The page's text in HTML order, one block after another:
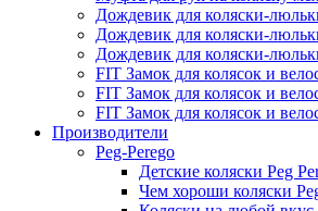
Дождевик для коляски-
Дождевик для коляски-
Дождевик для коляски-
FIT Замок для колясок и
FIT Замок для колясок и
FIT Замок для колясок и
Производители
Peg-Perego
Детские коляски Peg
Чем хороши коляски